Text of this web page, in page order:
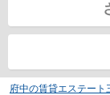
府中の賃貸エステート